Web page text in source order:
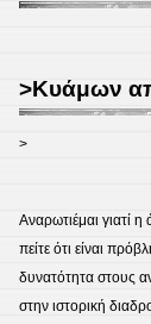
>Κυάμων
>
Αναρωτιέμαι γιατί
πείτε ότι είναι
δυνατότητα στους
στην ιστορική